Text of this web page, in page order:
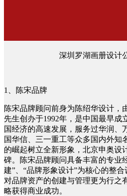
深圳罗湖画册设计
1、陈宋品牌
陈宋品牌顾问前身为陈绍华设计，
先生创办于1992年，是中国最早成
国经济的高速发展，服务过华润、
国华信、三一重工等众多国内外知
的崛起树立全新形象，北京申奥设
碑。陈宋品牌顾问具备丰富的专业
建”、“品牌形象设计”为核心的整
对品牌资产的创建与管理更为行之
略获得商业成功。